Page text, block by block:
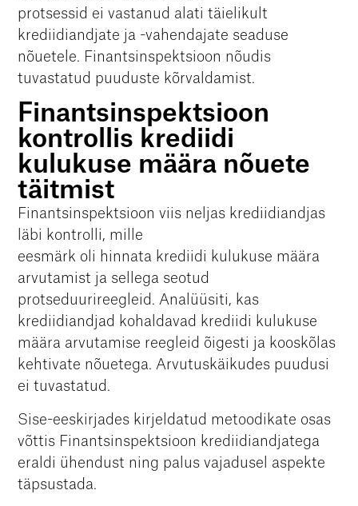
protsessid ei vastanud alati täielikult
krediidiandjate ja -vahendajate seaduse
nõuetele. Finantsinspektsioon nõudis
tuvastatud puuduste kõrvaldamist.
Finantsinspektsioon
kontrollis krediidi
kulukuse määra nõuete
täitmist
Finantsinspektsioon viis neljas krediidiandjas
läbi kontrolli, mille
eesmärk oli hinnata krediidi kulukuse määra
arvutamist ja sellega seotud
protseduurireegleid. Analüüsiti, kas
krediidiandjad kohaldavad krediidi kulukuse
määra arvutamise reegleid õigesti ja kooskõlas
kehtivate nõuetega. Arvutuskäikudes puudusi
ei tuvastatud.
Sise-eeskirjades kirjeldatud metoodikate osas
võttis Finantsinspektsioon krediidiandjatega
eraldi ühendust ning palus vajadusel aspekte
täpsustada.